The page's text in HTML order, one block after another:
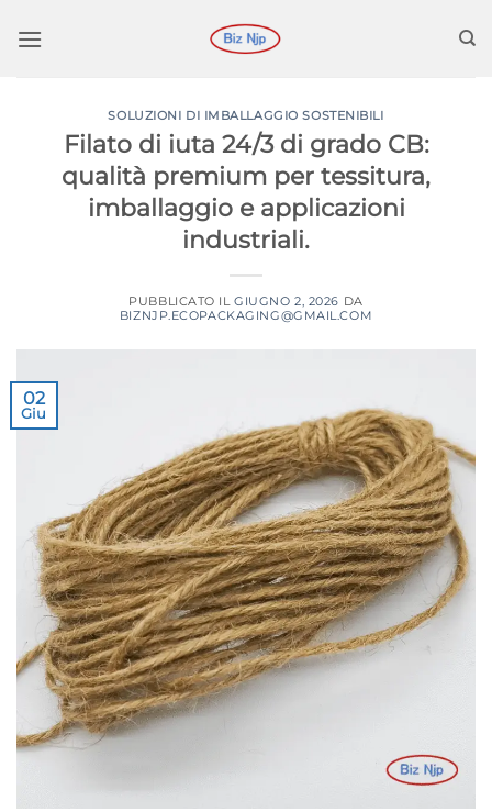
SOLUZIONI DI IMBALLAGGIO SOSTENIBILI
Filato di iuta 24/3 di grado CB:
qualità premium per tessitura,
imballaggio e applicazioni
industriali.
PUBBLICATO ILGIUGNO 2, 2026 DA
BIZNJP.ECOPACKAGING@GMAIL.COM
02
Giu